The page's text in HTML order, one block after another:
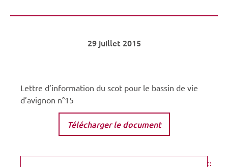
29 juillet 2015
Lettre d’information du scot pour le bassin de vie
d’avignon n°15
Télécharger le document